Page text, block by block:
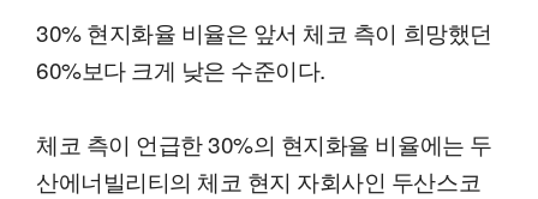
30% 현지화율 비율은 앞서 체코 측이 희망했던
60%보다 크게 낮은 수준이다.
체코 측이 언급한 30%의 현지화율 비율에는 두
산에너빌리티의 체코 현지 자회사인 두산스코